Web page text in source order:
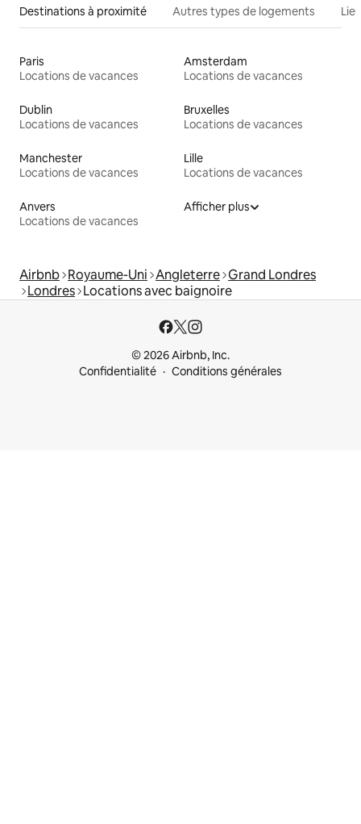
Destinations à proximité Autres types de logements
Paris
Locations de vacances
Amsterdam
Locations de vacances
Dublin
Locations de vacances
Bruxelles
Locations de vacances
Manchester
Locations de vacances
Lille
Locations de vacances
Anvers
Locations de vacances
Afficher plus
Airbnb Royaume-Uni Angleterre Grand Londres
Londres Locations avec baignoire
© 2026 Airbnb, Inc.
Confidentialité
Conditions générales